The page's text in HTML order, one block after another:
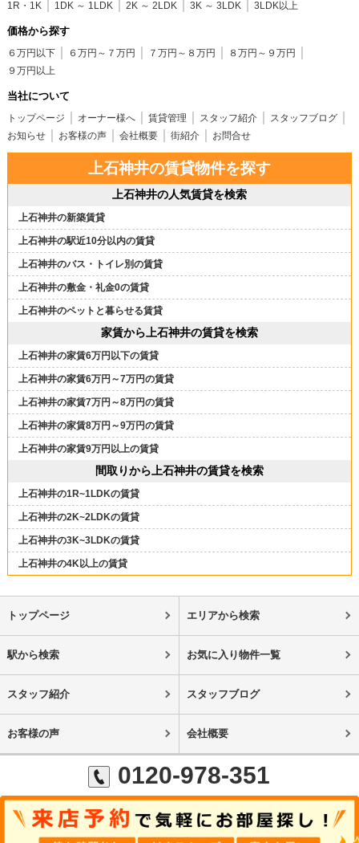
1R・1K 1DK ～ 1LDK 2K ～ 2LDK 3K ～ 3LDK 3LDK以上
価格から探す
６万円以下 ６万円～７万円 ７万円～８万円
８万円～９万円
９万円以上
当社について
トップページ オーナー様へ 賃貸管理 スタッフ紹介
スタッフブログ
お知らせ
お客様の声 会社概要 街紹介 お問合せ
上石神井の賃貸物件を探す
上石神井の人気賃貸を検索
上石神井の新築賃貸
上石神井の駅近10分以内の賃貸
上石神井のバス・トイレ別の賃貸
上石神井の敷金・礼金0の賃貸
上石神井のペットと暮らせる賃貸
家賃から上石神井の賃貸を検索
上石神井の家賃6万円以下の賃貸
上石神井の家賃6万円～7万円の賃貸
上石神井の家賃7万円～8万円の賃貸
上石神井の家賃8万円～9万円の賃貸
上石神井の家賃9万円以上の賃貸
間取りから上石神井の賃貸を検索
上石神井の1R~1LDKの賃貸
上石神井の2K~2LDKの賃貸
上石神井の3K~3LDKの賃貸
上石神井の4K以上の賃貸
トップページ エリアから検索
駅から検索 お気に入り物件一覧
スタッフ紹介 スタッフブログ
お客様の声 会社概要
0120-978-351